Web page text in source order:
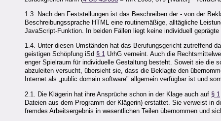
1.3. Nach den Feststellungen ist das Beschreiben der - von der
Beschreibungssprache HTML eine routinemäßige, alltägliche
JavaScript-Funktion. In beiden Fällen liegt keine individuell
1.4. Unter diesen Umständen hat das Berufungsgericht zutreffend
geistigen Schöpfung iSd § 1 UrhG verneint. Auch die
enger Spielraum für individuelle Gestaltung besteht. Soweit sie die
abzuleiten versucht, übersieht sie, dass die Beklagte den
Internet als „public domain software" allgemein verfügbar ist und
2.1. Die Klägerin hat ihre Ansprüche schon in der Klage auch auf § 1
Dateien aus dem Programm der Klägerin) erstattet. Sie verweist in
fremdes Arbeitsergebnis in wesentlichen Teilen übernommen und